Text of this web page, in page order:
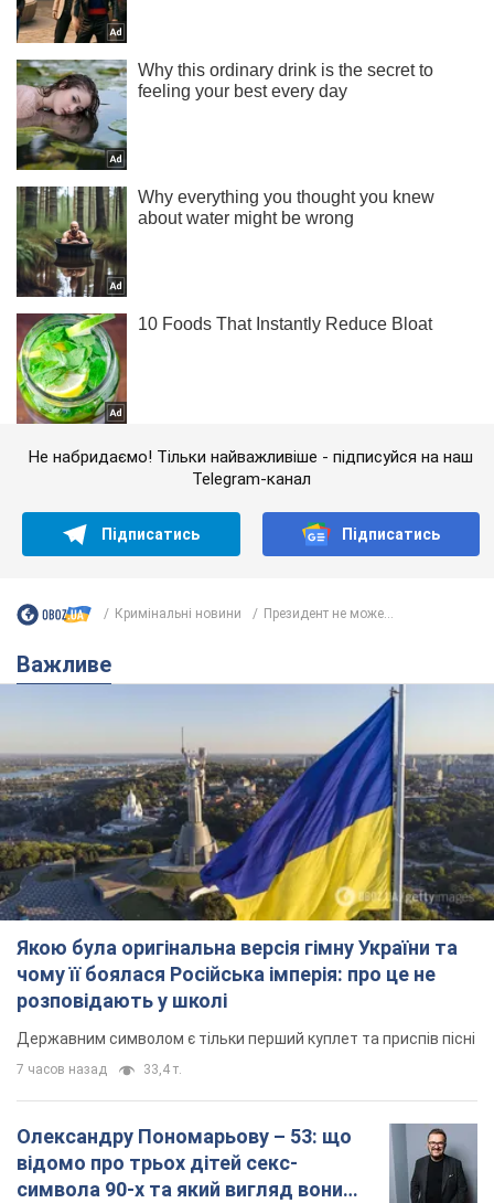
Не набридаємо! Тільки найважливіше - підписуйся на наш
Telegram-канал
Підписатись Підписатись
Кримінальні новини Президент не може...
Важливе
Якою була оригінальна версія гімну України та
чому її боялася Російська імперія: про це не
розповідають у школі
Державним символом є тільки перший куплет та приспів пісні
7 часов назад 33,4 т.
Олександру Пономарьову – 53: що
відомо про трьох дітей секс-
символа 90-х та який вигляд вони